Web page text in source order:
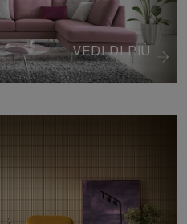
VEDI DI PIÙ